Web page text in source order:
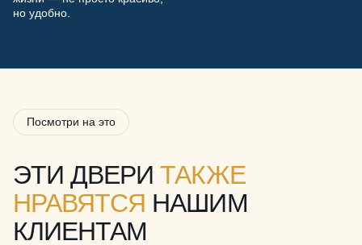
но удобно.
Посмотри на это
ЭТИ ДВЕРИТАКЖЕ
НРАВЯТСЯ НАШИМ
КЛИЕНТАМ